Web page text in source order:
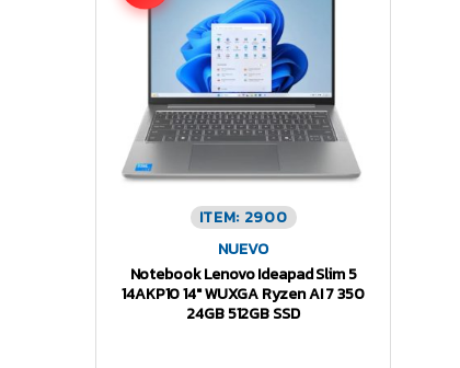
ITEM: 2900
NUEVO
Notebook Lenovo Ideapad Slim 5
14AKP10 14″ WUXGA Ryzen AI 7 350
24GB 512GB SSD